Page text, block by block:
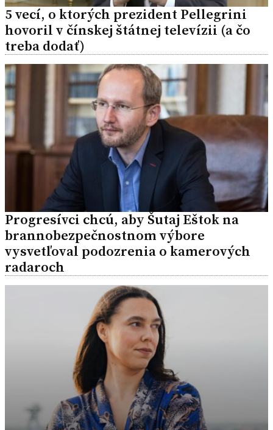
5 vecí, o ktorých prezident Pellegrini
hovoril v čínskej štátnej televízii (a čo
treba dodať)
Progresívci chcú, aby Šutaj Eštok na
brannobezpečnostnom výbore
vysvetľoval podozrenia o kamerových
radaroch